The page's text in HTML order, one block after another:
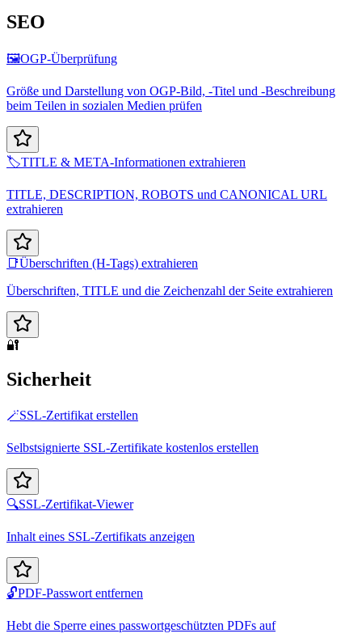
SEO
🖼️OGP-Überprüfung
Größe und Darstellung von OGP-Bild, -Titel und -Beschreibung
beim Teilen in sozialen Medien prüfen
🏷️TITLE & META-Informationen extrahieren
TITLE, DESCRIPTION, ROBOTS und CANONICAL URL
extrahieren
📑Überschriften (H-Tags) extrahieren
Überschriften, TITLE und die Zeichenzahl der Seite extrahieren
🔐
Sicherheit
🪄SSL-Zertifikat erstellen
Selbstsignierte SSL-Zertifikate kostenlos erstellen
🔍SSL-Zertifikat-Viewer
Inhalt eines SSL-Zertifikats anzeigen
🔓PDF-Passwort entfernen
Hebt die Sperre eines passwortgeschützten PDFs auf